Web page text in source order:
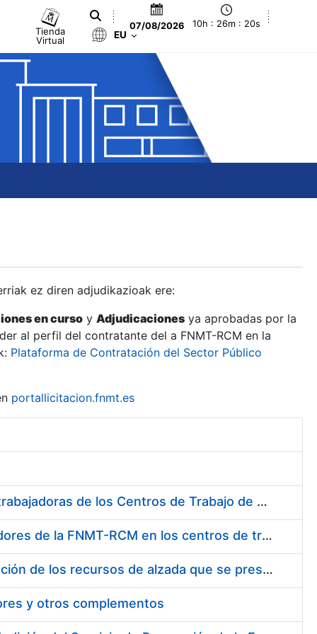
Tienda
Virtual
07/08/2026 10h : 26m : 21s
EU
ez diren adjudikazioak ere:
en curso y Adjudicaciones ya aprobadas por la
al perfil del contratante del a FNMT-RCM en la
Plataforma de Contratación del Sector Público
portallicitacion.fnmt.es
Suministro de Protectores Auditivos a medida para las personas trabajadoras de los Centros de Trabajo de Madrid y Burgos
Suministro de gafas graduadas antiproyecciones para los trabajadores de la FNMT-RCM en los centros de trabajo de Madrid y Burgos
Servicios de una empresa externa para el asesoramiento y resolución de los recursos de alzada que se presentan relacionados con procesos de selección para la FNMT-RCM
y otros complementos